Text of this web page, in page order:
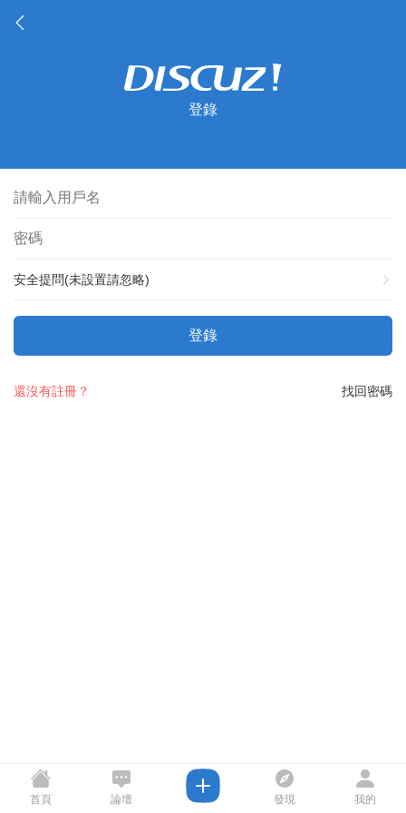
登錄
安全提問(未設置請忽略)
登錄
找回密碼
還沒有註冊？
首頁 論壇 發現 我的